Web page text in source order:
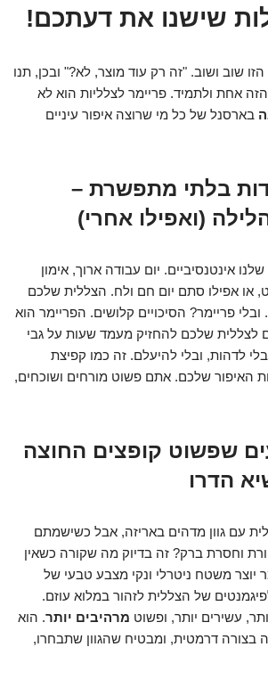
שישנו את דעתכם!
שוב ושוב. "זה רק עוד מוצר, לא?" ובכן, תנו
אחת ולתמיד. פריימר לצלליות הוא לא
בארסנל של כל מי שרוצה איפור עיניים
עמידות בלתי מתפשרת –
(ואפילו אחרי)
אינטנסיביים. יום עבודה ארוך, אימון
או אפילו סתם יום חם ולח. הצללית שלכם
פריימר? הסיכויים קלושים. הפריימר הוא
לצללית שלכם להחזיק מעמד שעות על גבי
לדהות, ובלי להיעלם. זה כמו קפיצת
האיפור שלכם. אתם פשוט מורחים ושוכחים,
צבעים שפשוט קופצים החוצה
הדרו
עם גוון מדהים באריזה, אבל כשישמתם
וחסרת ברק? זה בדיוק מה שקורה כשאין
יוצר משטח ניטרלי ונקי מצבע טבעי של
של הצללית לזהור במלוא עוזם.
עשירים יותר, ופשוט מרהיבים יותר. הוא
בצורה דרמטית, ומבטיח שהגוון שתבחרו,